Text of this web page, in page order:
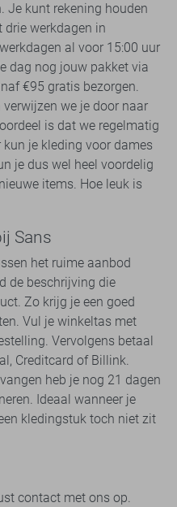
Je kunt rekening houden
drie werkdagen in
al voor 15:00 uur
dag nog jouw pakket via
€95 gratis bezorgen.
we je door naar
is dat we regelmatig
je kleding voor dames
je dus wel heel voordelig
items. Hoe leuk is
Sans
het ruime aanbod
de beschrijving die
Zo krijg je een goed
Vul je winkeltas met
Vervolgens betaal
Creditcard of Billink.
heb je nog 21 dagen
Ideaal wanneer je
kledingstuk toch niet zit
contact met ons op.